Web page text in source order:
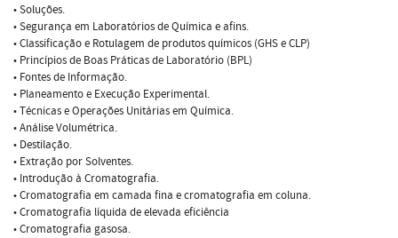
• Soluções.
• Segurança em Laboratórios de Química e afins.
• Classificação e Rotulagem de produtos químicos (GHS e CLP)
• Princípios de Boas Práticas de Laboratório (BPL)
• Fontes de Informação.
• Planeamento e Execução Experimental.
• Técnicas e Operações Unitárias em Química.
• Análise Volumétrica.
• Destilação.
• Extração por Solventes.
• Introdução à Cromatografia.
• Cromatografia em camada fina e cromatografia em coluna.
• Cromatografia líquida de elevada eficiência
• Cromatografia gasosa.